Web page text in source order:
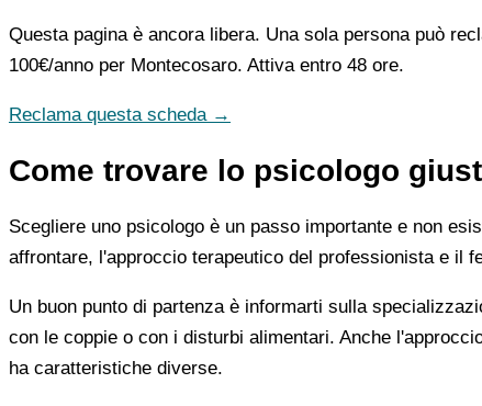
Questa pagina è ancora libera. Una sola persona può
100€/anno per Montecosaro. Attiva entro 48 ore.
Reclama questa scheda →
Come trovare lo psicologo
Scegliere uno psicologo è un passo importante e non
affrontare, l'approccio terapeutico del professionista e il
Un buon punto di partenza è informarti sulla
con le coppie o con i disturbi alimentari. Anche
ha caratteristiche diverse.